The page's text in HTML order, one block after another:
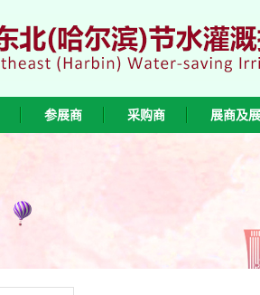
参展商 采购商 展商及